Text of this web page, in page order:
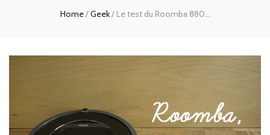
Home/Geek/ Le test du Roomba 880…